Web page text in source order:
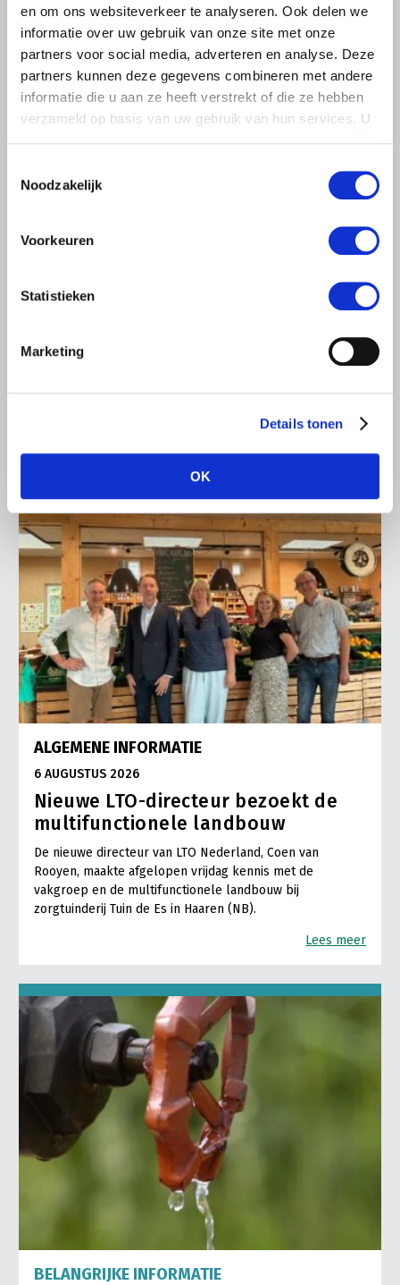
en om ons websiteverkeer te analyseren. Ook delen we
informatie over uw gebruik van onze site met onze
partners voor social media, adverteren en analyse. Deze
partners kunnen deze gegevens combineren met andere
informatie die u aan ze heeft verstrekt of die ze hebben
verzameld op basis van uw gebruik van hun services. U
Noodzakelijk
Voorkeuren
Statistieken
Marketing
Details tonen
OK
LTO LOBBY
Kamerlid Goudzwaard (JA21)
Súdwest-Fryslân
Maarten Goudzwaard (JA21) en beleidsmedewerker
Ronald Oenema op het melkveebedrijf van Jolmer de
Lees meer
ALGEMENE INFORMATIE
6 AUGUSTUS 2026
Nieuwe LTO-directeur bezoekt de
multifunctionele landbouw
De nieuwe directeur van LTO Nederland, Coen van
Rooyen, maakte afgelopen vrijdag kennis met de
vakgroep en de multifunctionele landbouw bij
zorgtuinderij Tuin de Es in Haaren (NB).
Lees meer
BELANGRIJKE INFORMATIE